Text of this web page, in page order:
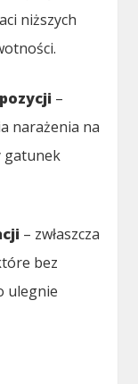
niższych
–
narażenia na
gatunek
– zwłaszcza
bez
ulegnie